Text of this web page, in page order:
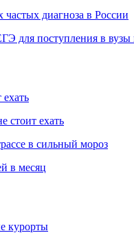
диагноза в России
для поступления в
стоит ехать
в сильный мороз
в месяц
курорты